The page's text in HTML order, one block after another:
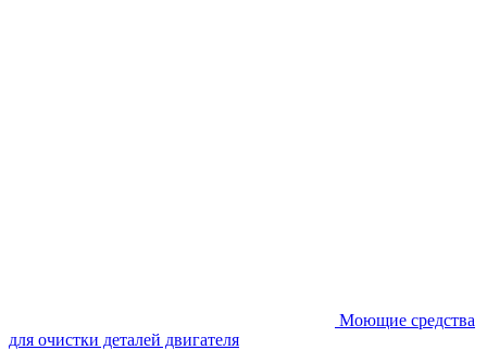
Моющие средства
для очистки деталей двигателя